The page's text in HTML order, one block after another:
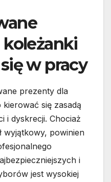
w pracy
prezenty dla
się zasadą
i dyskrecji. Chociaż
wyjątkowy, powinien
i
jest wysokiej